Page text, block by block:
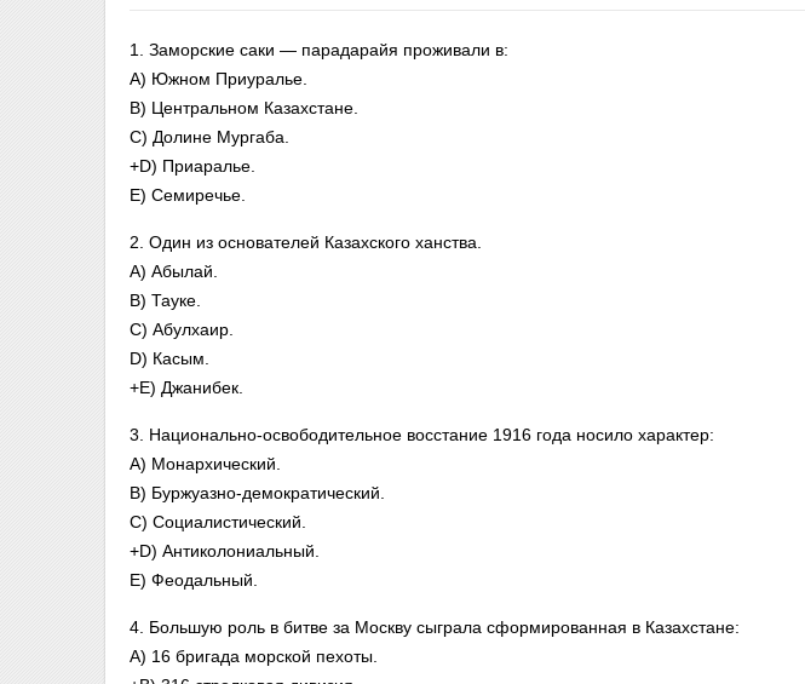
1. Заморские саки — парадарайя проживали в:
A) Южном Приуралье.
B) Центральном Казахстане.
C) Долине Мургаба.
+D) Приаралье.
E) Семиречье.
2. Один из основателей Казахского ханства.
A) Абылай.
B) Тауке.
C) Абулхаир.
D) Касым.
+E) Джанибек.
3. Национально-освободительное восстание 1916 года носило характер:
A) Монархический.
B) Буржуазно-демократический.
C) Социалистический.
+D) Антиколониальный.
E) Феодальный.
4. Большую роль в битве за Москву сыграла сформированная в Казахстане:
A) 16 бригада морской пехоты.